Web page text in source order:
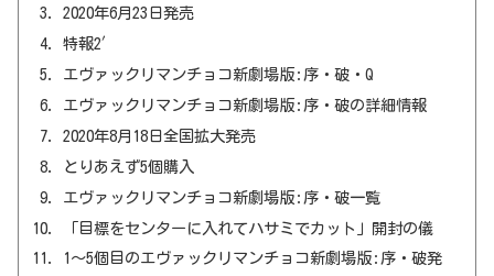
2020年6月23日発売
特報2′
エヴァックリマンチョコ新劇場版:序・破・Q
エヴァックリマンチョコ新劇場版:序・破の詳細情報
2020年8月18日全国拡大発売
とりあえず5個購入
エヴァックリマンチョコ新劇場版:序・破一覧
「目標をセンターに入れてハサミでカット」開封の儀
1～5個目のエヴァックリマンチョコ新劇場版:序・破発